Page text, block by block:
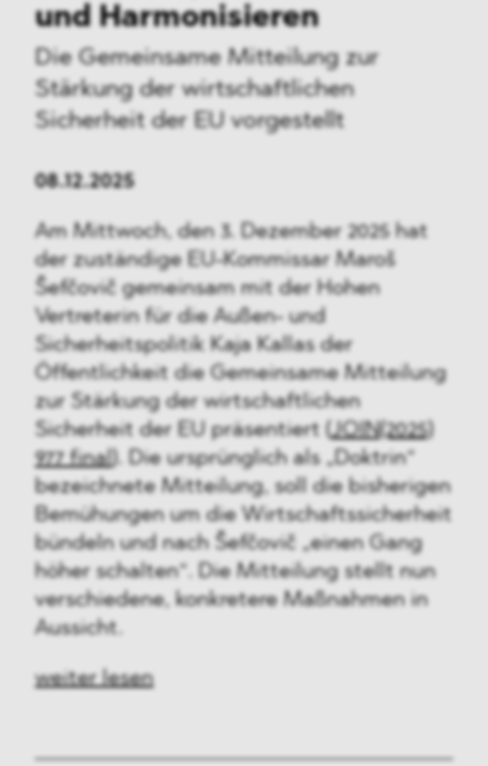
und Harmonisieren
Die Gemeinsame Mitteilung zur
Stärkung der wirtschaftlichen
Sicherheit der EU vorgestellt
08.12.2025
Am Mittwoch, den 3. Dezember 2025 hat
der zuständige EU-Kommissar Maroš
Šefčovič gemeinsam mit der Hohen
Vertreterin für die Außen- und
Sicherheitspolitik Kaja Kallas der
Öffentlichkeit die Gemeinsame Mitteilung
zur Stärkung der wirtschaftlichen
Sicherheit der EU präsentiert (JOIN(2025)
977 final ). Die ursprünglich als „Doktrin“
bezeichnete Mitteilung, soll die bisherigen
Bemühungen um die Wirtschaftssicherheit
bündeln und nach Šefčovič „einen Gang
höher schalten“. Die Mitteilung stellt nun
verschiedene, konkretere Maßnahmen in
Aussicht.
weiter lesen